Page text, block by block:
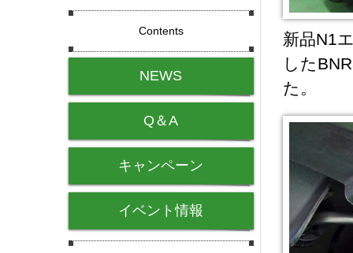
新品N1
した
た。
Contents
NEWS
Q＆A
キャンペーン
イベント情報